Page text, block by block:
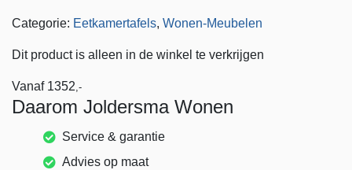
Categorie: Eetkamertafels, Wonen-Meubelen
Dit product is alleen in de winkel te verkrijgen
Vanaf 1352,-
Daarom Joldersma Wonen
Service & garantie
Advies op maat